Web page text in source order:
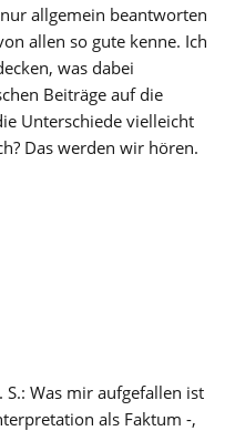
allgemein beantworten
allen so gute kenne. Ich
was dabei
Beiträge auf die
Unterschiede vielleicht
Das werden wir hören.
S.: Was mir aufgefallen ist
als Faktum -,